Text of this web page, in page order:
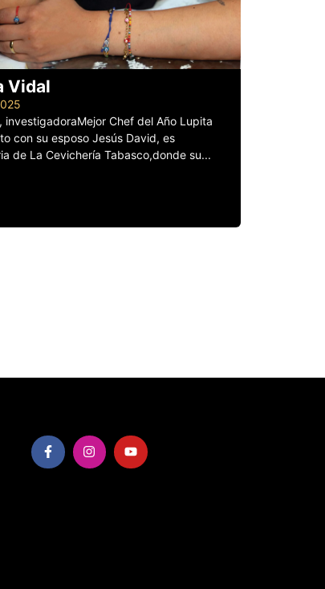
Vidal
investigadoraMejor Chef del Año Lupita
con su esposo Jesús David, es
de La Cevichería Tabasco,donde su...